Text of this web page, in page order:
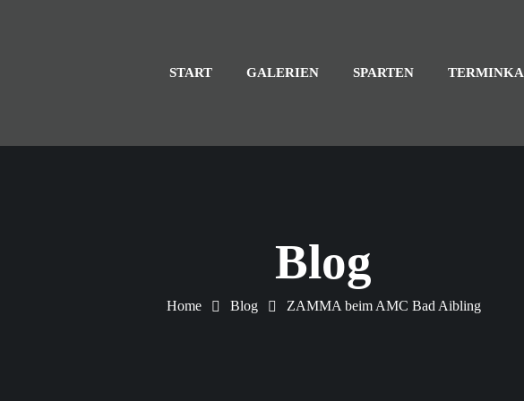
START GALERIEN SPARTEN
Blog
Home Blog ZAMMA beim AMC Bad Aibling